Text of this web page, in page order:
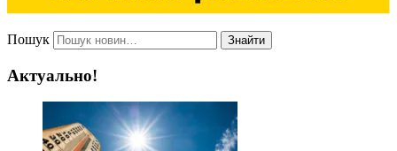
Пошук Знайти
Актуально!